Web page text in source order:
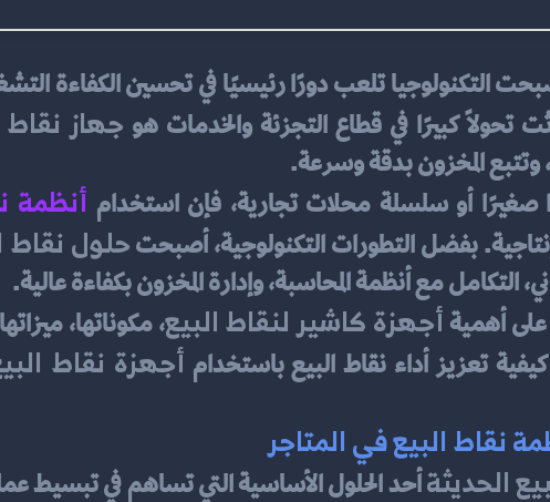
تحولًا كبيرًا في قطاع التجزئة والخدمات هو جهاز
وتتبع المخزون بدقة وسرعة.
أو سلسلة محلات تجارية، فإن استخدام أنظمة
بفضل التطورات التكنولوجية، أصبحت حلول نقاط
التكامل مع أنظمة المحاسبة، وإدارة المخزون بكفاءة عالية.
أهمية أجهزة كاشير لنقاط البيع
تعزيز أداء نقاط البيع باستخدام أجهزة نقاط
نقاط البيع في المتاجر
الحديثة